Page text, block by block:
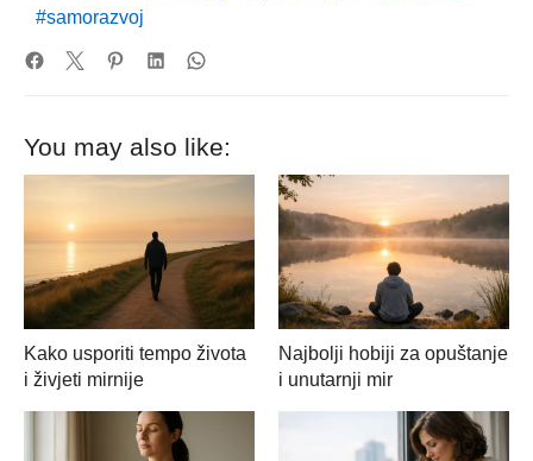
samorazvoj
You may also like:
Kako usporiti tempo života
i živjeti mirnije
Najbolji hobiji za opuštanje
i unutarnji mir